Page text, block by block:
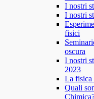
I nostri
I nostri
fisici
oscura
I nostri
2023
La fisica
Quali